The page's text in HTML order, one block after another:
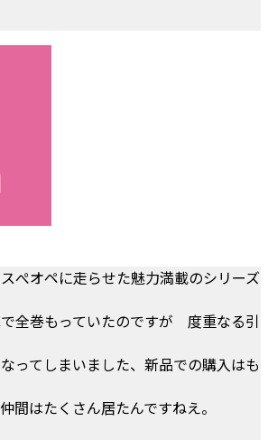
ぺオペに走らせた魅力満載のシリーズ
全巻もっていたのですが 度重なる引
ってしまいました、新品での購入はも
はたくさん居たんですねえ。